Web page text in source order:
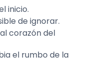
inicio.
de ignorar.
corazón del
el rumbo de la